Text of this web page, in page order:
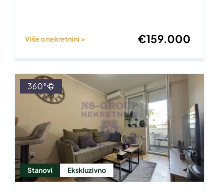
Više o nekretnini > €159.000
Stanovi Ekskluzivno
360°